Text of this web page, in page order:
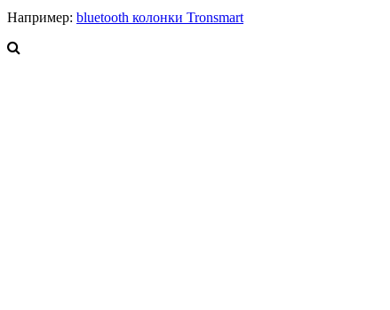
Например: bluetooth колонки Tronsmart